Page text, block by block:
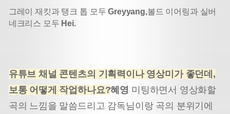
그레이 재킷과 탱크 톱 모두Greyyang,볼드 이어링과 실버
네크리스 모두 Hei.
유튜브 채널 콘텐츠의 기획력이나 영상미가 좋던데,
보통 어떻게 작업하나요?혜영 미팅하면서 영상화할
곡의 느낌을 말씀드리고 감독님이랑 곡의 분위기에